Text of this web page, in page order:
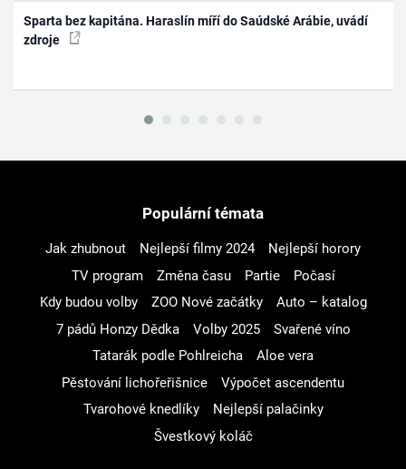
Sparta bez kapitána. Haraslín míří do Saúdské Arábie, uvádí
zdroje
Populární témata
Jak zhubnout Nejlepší filmy 2024
Nejlepší horory
TV program
Změna času Partie
Počasí
Kdy budou volby
ZOO Nové začátky
Auto – katalog
7 pádů Honzy Dědka
Volby 2025
Svařené víno
Tatarák podle Pohlreicha
Aloe vera
Pěstování lichořeřišnice
Výpočet ascendentu
Tvarohové knedlíky
Nejlepší palačinky
Švestkový koláč